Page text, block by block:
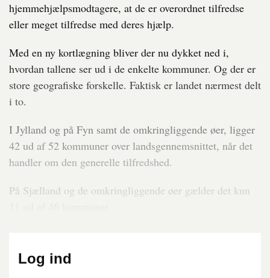
hjemmehjælpsmodtagere, at de er overordnet tilfredse
eller meget tilfredse med deres hjælp.
Med en ny kortlægning bliver der nu dykket ned i,
hvordan tallene ser ud i de enkelte kommuner. Og der er
store geografiske forskelle. Faktisk er landet nærmest delt
i to.
I Jylland og på Fyn samt de omkringliggende øer, ligger
42 ud af 52 kommuner over landsgennemsnittet, når det
handler om den generelle tilfredshed.
På Sjælland og de omkringliggende øer gælder det kun
Log ind